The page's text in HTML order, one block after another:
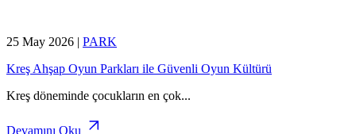
25 May 2026 | PARK
Kreş Ahşap Oyun Parkları ile Güvenli Oyun Kültürü
Kreş döneminde çocukların en çok...
Devamını Oku